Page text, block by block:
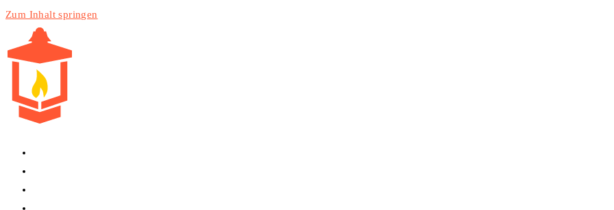
Zum Inhalt springen